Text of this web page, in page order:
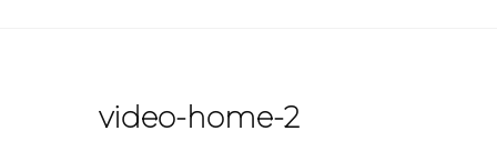
video-home-2